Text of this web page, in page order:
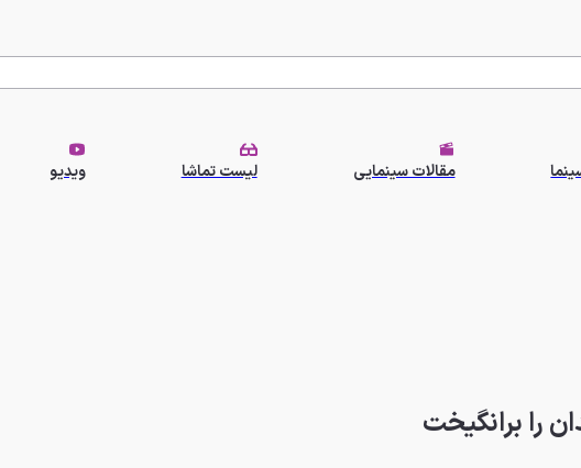
مقالات سینمایی لیست تماشا ویدیو